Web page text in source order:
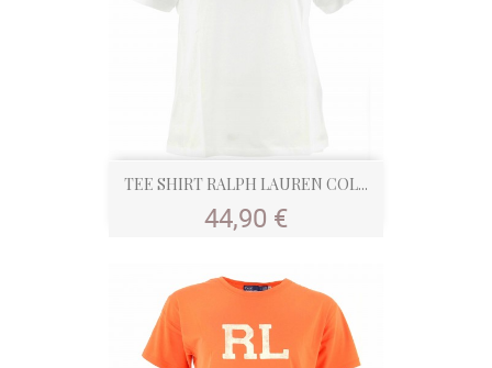
TEE SHIRT RALPH LAUREN COL...
Prix
44,90 €